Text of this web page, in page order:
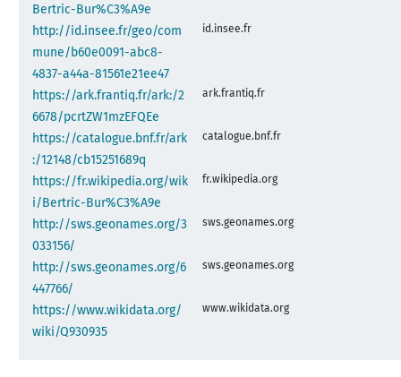
Bertric-Bur%C3%A9e
http://id.insee.fr/geo/com
mune/b60e0091-abc8-
4837-a44a-81561e21ee47
id.insee.fr
https://ark.frantiq.fr/ark:/2
6678/pcrtZW1mzEFQEe
ark.frantiq.fr
https://catalogue.bnf.fr/ark
:/12148/cb15251689q
catalogue.bnf.fr
https://fr.wikipedia.org/wik
i/Bertric-Bur%C3%A9e
fr.wikipedia.org
http://sws.geonames.org/3
033156/
sws.geonames.org
http://sws.geonames.org/6
447766/
sws.geonames.org
https://www.wikidata.org/
wiki/Q930935
www.wikidata.org